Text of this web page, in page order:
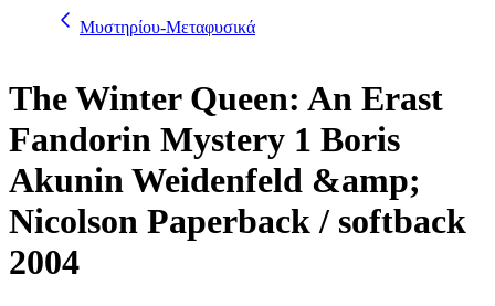
Μυστηρίου-Μεταφυσικά
The Winter Queen: An Erast
Fandorin Mystery 1 Boris
Akunin Weidenfeld &amp;
Nicolson Paperback / softback
2004